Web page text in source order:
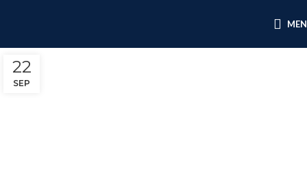
22
SEP